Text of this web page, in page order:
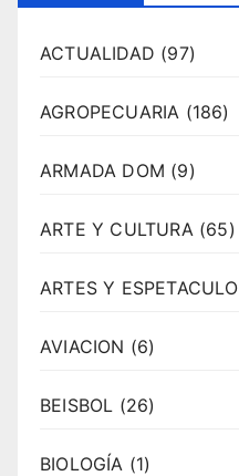
ACTUALIDAD (97)
AGROPECUARIA (186)
ARMADA DOM (9)
ARTE Y CULTURA(65)
ARTES Y ESPETACULO
AVIACION (6)
BEISBOL (26)
BIOLOGÍA (1)